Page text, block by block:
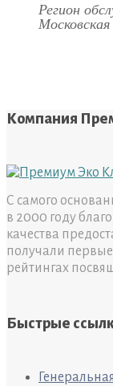
Регион
Компания
С самого
в 2000 году
качества
получали
рейтингах
Быстрые